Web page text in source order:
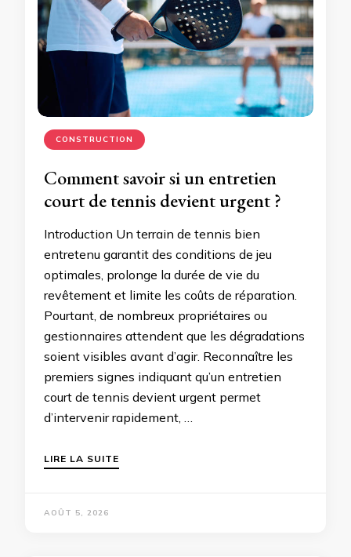
CONSTRUCTION
Comment savoir si un entretien
court de tennis devient urgent ?
Introduction Un terrain de tennis bien
entretenu garantit des conditions de jeu
optimales, prolonge la durée de vie du
revêtement et limite les coûts de réparation.
Pourtant, de nombreux propriétaires ou
gestionnaires attendent que les dégradations
soient visibles avant d’agir. Reconnaître les
premiers signes indiquant qu’un entretien
court de tennis devient urgent permet
d’intervenir rapidement, …
LIRE LA SUITE
AOÛT 5, 2026